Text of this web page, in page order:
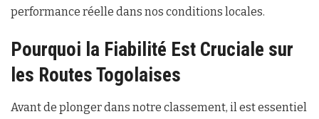
performance réelle dans nos conditions locales.
Pourquoi la Fiabilité Est Cruciale sur
les Routes Togolaises
Avant de plonger dans notre classement, il est essentiel